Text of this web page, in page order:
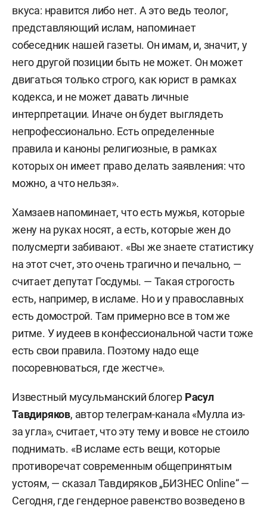
вкуса: нравится либо нет. А это ведь теолог,
представляющий ислам, напоминает
собеседник нашей газеты. Он имам, и, значит, у
него другой позиции быть не может. Он может
двигаться только строго, как юрист в рамках
кодекса, и не может давать личные
интерпретации. Иначе он будет выглядеть
непрофессионально. Есть определенные
правила и каноны религиозные, в рамках
которых он имеет право делать заявления: что
можно, а что нельзя».
Хамзаев напоминает, что есть мужья, которые
жену на руках носят, а есть, которые жен до
полусмерти забивают. «Вы же знаете статистику
на этот счет, это очень трагично и печально, —
считает депутат Госдумы. — Такая строгость
есть, например, в исламе. Но и у православных
есть домострой. Там примерно все в том же
ритме. У иудеев в конфессиональной части тоже
есть свои правила. Поэтому надо еще
посоревноваться, где жестче».
Известный мусульманский блогер Расул
Тавдиряков, автор телеграм-канала «Мулла из-
за угла», считает, что эту тему и вовсе не стоило
поднимать. «В исламе есть вещи, которые
противоречат современным общепринятым
устоям, — сказал Тавдиряков „БИЗНЕС Online“ —
Сегодня, где гендерное равенство возведено в